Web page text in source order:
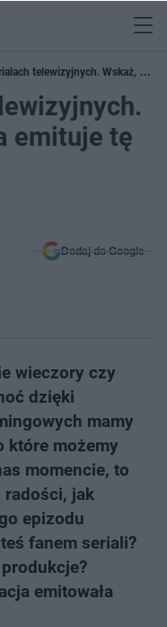
telewizyjnych. Wskaż, która
emituje tę
Dodaj do Google
wieczory czy
dzięki
mamy
które możemy
momencie, to
radości, jak
epizodu
fanem seriali?
emitowała